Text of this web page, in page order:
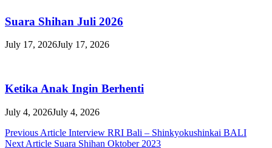
Suara Shihan Juli 2026
July 17, 2026July 17, 2026
Ketika Anak Ingin Berhenti
July 4, 2026July 4, 2026
Post
Previous Article Interview RRI Bali – Shinkyokushinkai BALI
Next Article Suara Shihan Oktober 2023